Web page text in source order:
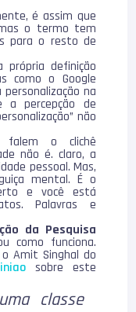
é assim que
o termo tem
para o resto de
própria definição
como o Google
na
a percepção de
não
falem o clichê
não é. claro, a
pessoal. Mas,
mental. É o
e você está
Palavras e
da Pesquisa
como funciona.
o Amit Singhal do
sobre este
classe